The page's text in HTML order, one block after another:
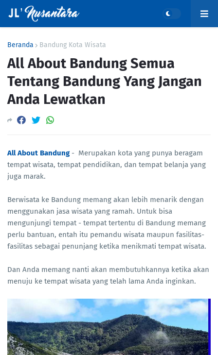
Beranda Bandung Kota Wisata
All About Bandung Semua
Tentang Bandung Yang Jangan
Anda Lewatkan
All About Bandung- Merupakan kota yang punya beragam
tempat wisata, tempat pendidikan, dan tempat belanja yang
juga marak.
Berwisata ke Bandung memang akan lebih menarik dengan
menggunakan jasa wisata yang ramah. Untuk bisa
mengunjungi tempat - tempat tertentu di Bandung memang
perlu bantuan, entah itu pemandu wisata maupun fasilitas-
fasilitas sebagai penunjang ketika menikmati tempat wisata.
Dan Anda memang nanti akan membutuhkannya ketika akan
menuju ke tempat wisata yang telah lama Anda inginkan.